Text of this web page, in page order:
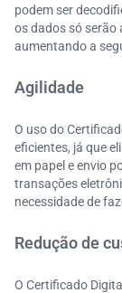
podem ser
os dados só serão
aumentando a
Agilidade
O uso do
eficientes, já que
em papel e envio
transações
necessidade de
Redução de
O Certificado